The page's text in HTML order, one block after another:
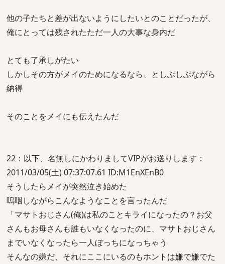
他の子たちと差が出ないようにしたいとのことだったが、
俺にとっては残されたただ一人の大事な身内だ
とても了承しがたい
しかしその方がメイのためになるなら、としぶしぶながら
納得
そのことをメイにも伝えたんだ
22：以下、名無しにかわりましてVIPがお送りします：
2011/03/05(土) 07:37:07.61 ID:M1EnXEnB0
そうしたらメイが突然泣き始めた
嗚咽しながらこんなようなことを言ったんだ
「マサトおじさん(俺)は私のことキライになったの？お父
さんもお母さんも誰もいなくなったのに、マサトおじさん
までいなくなったら一人ぼっちになっちゃう
そんなの嫌だ、それにここにいるのもホントは嫌で嫌でた